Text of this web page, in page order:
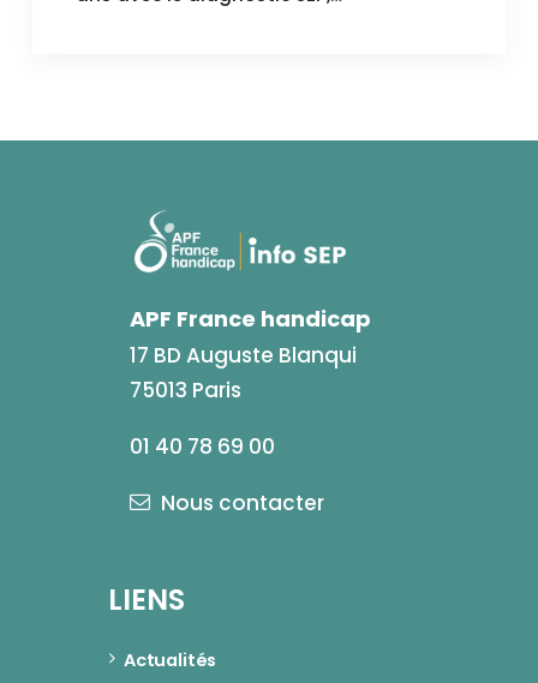
APF France handicap
17 BD Auguste Blanqui
75013 Paris
01 40 78 69 00
Nous contacter
LIENS
Actualités